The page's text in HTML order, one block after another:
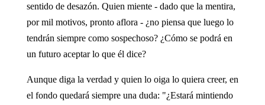
sentido de desazón. Quien miente - dado que la mentira,
por mil motivos, pronto aflora - ¿no piensa que luego lo
tendrán siempre como sospechoso? ¿Cómo se podrá en
un futuro aceptar lo que él dice?
Aunque diga la verdad y quien lo oiga lo quiera creer, en
el fondo quedará siempre una duda: "¿Estará mintiendo